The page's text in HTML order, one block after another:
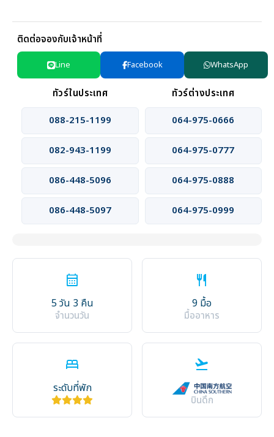
ติดต่อจองกับเจ้าหน้าที่
Line Facebook WhatsApp
ทัวร์ในประเทศ
ทัวร์ต่างประเทศ
088-215-1199
064-975-0666
082-943-1199 064-975-0777
086-448-5096 064-975-0888
086-448-5097 064-975-0999
calendar_month
5 วัน 3 คืน
จำนวนวัน
restaurant
9 มื้อ
มื้ออาหาร
bed
ระดับที่พัก
flight_takeoff
บินดึก